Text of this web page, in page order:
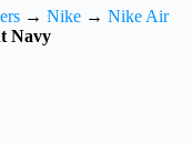
→ Nike → Nike Air
Navy